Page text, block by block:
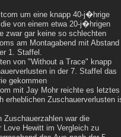
um eine knapp 40-j�hrige
von einem etwa 20-j�hrigen
zwar gar keine so schlechten
am Montagabend mit Abstand
1. Staffel.
von "Without a Trace" knapp
in der 7. Staffel das
gekommen
mit Jay Mohr reichte es letztes
erheblichen Zuschauerverlusten
war die
Love Hewitt im Vergleich zu